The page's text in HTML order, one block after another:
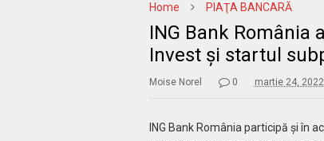
Home PIAŢA BANCARĂ
ING Bank
Invest și startul
Moise Norel 0 martie 24,
ING Bank România participă și în